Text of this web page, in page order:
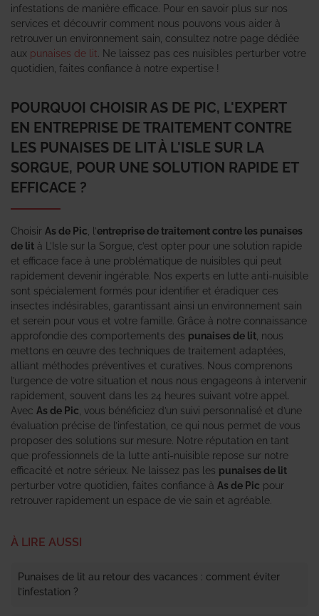
infestations de manière efficace. Pour en savoir plus sur nos
services et découvrir comment nous pouvons vous aider à
retrouver un environnement sain, consultez notre page dédiée
aux punaises de lit . Ne laissez pas ces nuisibles perturber votre
quotidien, faites confiance à notre expertise !
POURQUOI CHOISIR AS DE PIC, L'EXPERT
EN ENTREPRISE DE TRAITEMENT CONTRE
LES PUNAISES DE LIT À L'ISLE SUR LA
SORGUE, POUR UNE SOLUTION RAPIDE ET
EFFICACE ?
Choisir As de Pic , l’entreprise de traitement contre les punaises
de lit à L’Isle sur la Sorgue, c’est opter pour une solution rapide
et efficace face à une problématique de nuisibles qui peut
rapidement devenir ingérable. Nos experts en lutte anti-nuisible
sont spécialement formés pour identifier et éradiquer ces
insectes indésirables, garantissant ainsi un environnement sain
et serein pour vous et votre famille. Grâce à notre connaissance
approfondie des comportements des punaises de lit , nous
mettons en œuvre des techniques de traitement adaptées,
alliant méthodes préventives et curatives. Nous comprenons
l’urgence de votre situation et nous nous engageons à intervenir
rapidement, souvent dans les 24 heures suivant votre appel.
Avec As de Pic , vous bénéficiez d’un suivi personnalisé et d’une
évaluation précise de l’infestation, ce qui nous permet de vous
proposer des solutions sur mesure. Notre réputation en tant
que professionnels de la lutte anti-nuisible repose sur notre
efficacité et notre sérieux. Ne laissez pas les punaises de lit
perturber votre quotidien, faites confiance à As de Pic pour
retrouver rapidement un espace de vie sain et agréable.
À LIRE AUSSI
Punaises de lit au retour des vacances : comment éviter
l’infestation ?